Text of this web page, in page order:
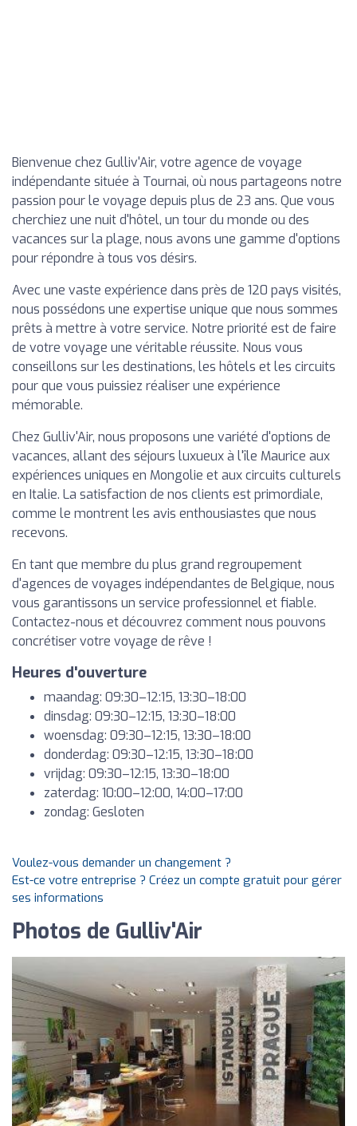
Bienvenue chez Gulliv'Air, votre agence de voyage
indépendante située à Tournai, où nous partageons notre
passion pour le voyage depuis plus de 23 ans. Que vous
cherchiez une nuit d'hôtel, un tour du monde ou des
vacances sur la plage, nous avons une gamme d'options
pour répondre à tous vos désirs.
Avec une vaste expérience dans près de 120 pays visités,
nous possédons une expertise unique que nous sommes
prêts à mettre à votre service. Notre priorité est de faire
de votre voyage une véritable réussite. Nous vous
conseillons sur les destinations, les hôtels et les circuits
pour que vous puissiez réaliser une expérience
mémorable.
Chez Gulliv'Air, nous proposons une variété d'options de
vacances, allant des séjours luxueux à l'île Maurice aux
expériences uniques en Mongolie et aux circuits culturels
en Italie. La satisfaction de nos clients est primordiale,
comme le montrent les avis enthousiastes que nous
recevons.
En tant que membre du plus grand regroupement
d'agences de voyages indépendantes de Belgique, nous
vous garantissons un service professionnel et fiable.
Contactez-nous et découvrez comment nous pouvons
concrétiser votre voyage de rêve !
Heures d'ouverture
maandag: 09:30–12:15, 13:30–18:00
dinsdag: 09:30–12:15, 13:30–18:00
woensdag: 09:30–12:15, 13:30–18:00
donderdag: 09:30–12:15, 13:30–18:00
vrijdag: 09:30–12:15, 13:30–18:00
zaterdag: 10:00–12:00, 14:00–17:00
zondag: Gesloten
Voulez-vous demander un changement ?
Est-ce votre entreprise ? Créez un compte gratuit pour gérer
ses informations
Photos de Gulliv'Air